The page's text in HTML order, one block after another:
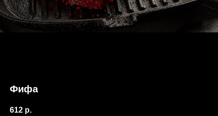
Фифа
612 р.